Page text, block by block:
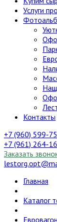
Услуги
Контакты
+7 (960) 599-
+7 (961) 264-
Заказать
Главная
Каталог